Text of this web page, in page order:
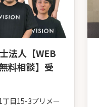
法人【WEB
料相談】受
丁目15-3プリメー